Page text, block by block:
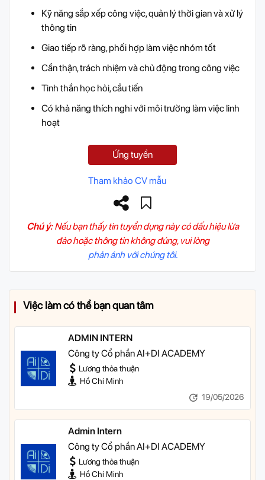
Kỹ năng sắp xếp công việc, quản lý thời gian và xử lý
thông tin
Giao tiếp rõ ràng, phối hợp làm việc nhóm tốt
Cẩn thận, trách nhiệm và chủ động trong công việc
Tinh thần học hỏi, cầu tiến
Có khả năng thích nghi với môi trường làm việc linh
hoạt
Ứng tuyển
Tham khảo CV mẫu
Chú ý:Nếu bạn thấy tin tuyển dụng này có dấu hiệu lừa
đảo hoặc thông tin không đúng, vui lòng
phản ánh với chúng tôi.
Việc làm có thể bạn quan tâm
ADMIN INTERN
Công ty Cổ phần AI+DI ACADEMY
Lương thỏa thuận
Hồ Chí Minh
19/05/2026
Admin Intern
Công ty Cổ phần AI+DI ACADEMY
Lương thỏa thuận
Hồ Chí Minh